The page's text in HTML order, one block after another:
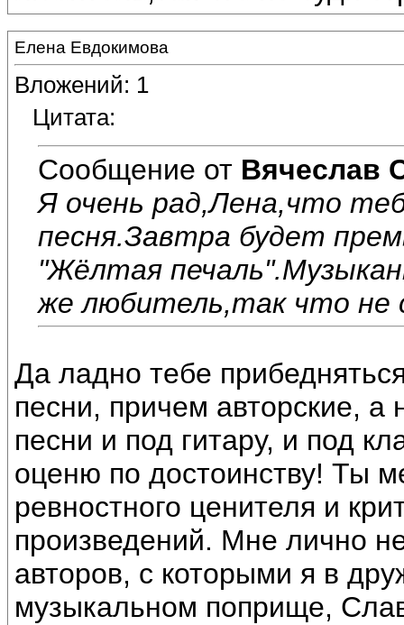
Елена Евдокимова
Вложений: 1
Цитата:
Сообщение от Вячеслав
Я очень рад,Лена,что
песня.Завтра будет
"Жёлтая
же любитель,так что не
Да ладно тебе
песни, причем авторские,
песни и под гитару, и под
оценю по достоинству! Ты
ревностного ценителя и
произведений. Мне лично
авторов, с которыми я в
музыкальном поприще,